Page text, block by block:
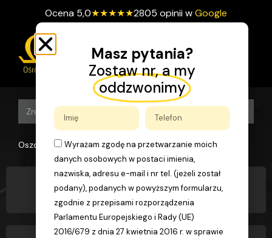
Ocena 5,0★★★★★2805 opinii wGoogle
Search
for:
Search
Oszomega>FAQs> Co to jest UTB
Co to jest UTB
Masz pytania?
Zostaw nr, a my
oddzwonimy
Wyrażam zgodę na przetwarzanie moich
danych osobowych w postaci imienia,
nazwiska, adresu e-mail i nr tel. (jeżeli został
podany), podanych w powyższym formularzu,
zgodnie z przepisami rozporządzenia
Parlamentu Europejskiego i Rady (UE)
2016/679 z dnia 27 kwietnia 2016 r. w sprawie